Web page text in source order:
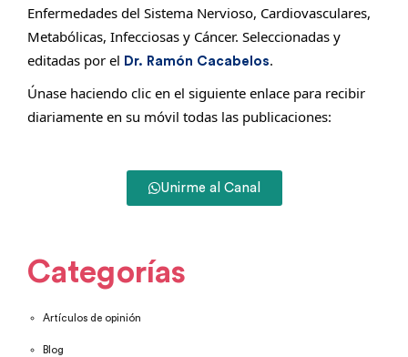
Enfermedades del Sistema Nervioso, Cardiovasculares,
Metabólicas, Infecciosas y Cáncer. Seleccionadas y
editadas por el Dr. Ramón Cacabelos.
Únase haciendo clic en el siguiente enlace para recibir
diariamente en su móvil todas las publicaciones:
Unirme al Canal
Categorías
Artículos de opinión
Blog